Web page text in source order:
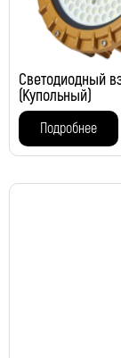
Светодиодный
(Купольный)
Подробнее